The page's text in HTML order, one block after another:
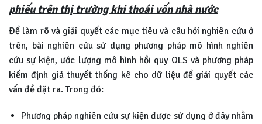
phiếu trên thị trường khi thoái vốn nhà nước
Để làm rõ và giải quyết các mục tiêu và câu hỏi nghiên cứu ở
trên, bài nghiên cứu sử dụng phương pháp mô hình nghiên
cứu sự kiện, ước lượng mô hình hồi quy OLS và phương pháp
kiểm định giả thuyết thống kê cho dữ liệu để giải quyết các
vấn đề đặt ra. Trong đó:
Phương pháp nghiên cứu sự kiện được sử dụng ở đây nhằm